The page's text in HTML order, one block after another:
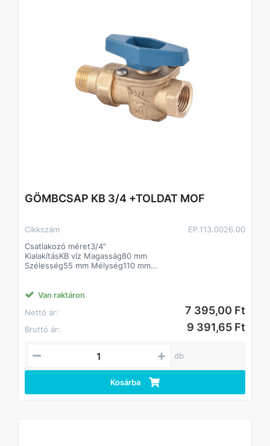
GÖMBCSAP KB 3/4 +TOLDAT MOF
Cikkszám
EP.113.0026.00
Csatlakozó méret3/4"
KialakításKB víz Magasság80 mm
Szélesség55 mm Mélység110 mm
Van raktáron
Nettó ár:
7 395,00 Ft
Bruttó ár: 9 391,65 Ft
db
Kosárba